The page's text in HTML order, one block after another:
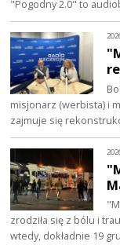
"Pogodny 2.0" to
misjonarz (werbista) i
zajmuje się
zrodziła się z bólu i
wtedy, dokładnie 19